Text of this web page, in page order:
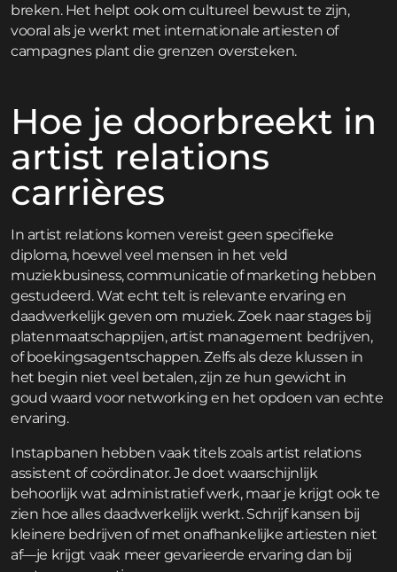
breken. Het helpt ook om cultureel bewust te zijn,
vooral als je werkt met internationale artiesten of
campagnes plant die grenzen oversteken.
Hoe je doorbreekt in
artist relations
carrières
In artist relations komen vereist geen specifieke
diploma, hoewel veel mensen in het veld
muziekbusiness, communicatie of marketing hebben
gestudeerd. Wat echt telt is relevante ervaring en
daadwerkelijk geven om muziek. Zoek naar stages bij
platenmaatschappijen, artist management bedrijven,
of boekingsagentschappen. Zelfs als deze klussen in
het begin niet veel betalen, zijn ze hun gewicht in
goud waard voor networking en het opdoen van echte
ervaring.
Instapbanen hebben vaak titels zoals artist relations
assistent of coördinator. Je doet waarschijnlijk
behoorlijk wat administratief werk, maar je krijgt ook te
zien hoe alles daadwerkelijk werkt. Schrijf kansen bij
kleinere bedrijven of met onafhankelijke artiesten niet
af—je krijgt vaak meer gevarieerde ervaring dan bij